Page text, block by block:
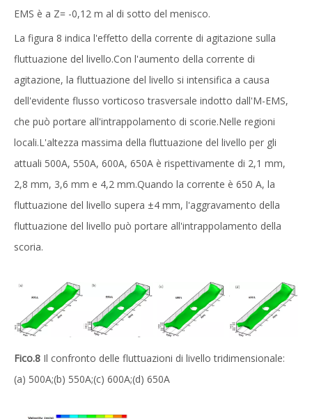
EMS è a Z= -0,12 m al di sotto del menisco.
La figura 8 indica l'effetto della corrente di agitazione sulla
fluttuazione del livello.Con l'aumento della corrente di
agitazione, la fluttuazione del livello si intensifica a causa
dell'evidente flusso vorticoso trasversale indotto dall'M-EMS,
che può portare all'intrappolamento di scorie.Nelle regioni
locali.L'altezza massima della fluttuazione del livello per gli
attuali 500A, 550A, 600A, 650A è rispettivamente di 2,1 mm,
2,8 mm, 3,6 mm e 4,2 mm.Quando la corrente è 650 A, la
fluttuazione del livello supera ±4 mm, l'aggravamento della
fluttuazione del livello può portare all'intrappolamento della
scoria.
Fico.8 Il confronto delle fluttuazioni di livello tridimensionale:
(a) 500A;(b) 550A;(c) 600A;(d) 650A